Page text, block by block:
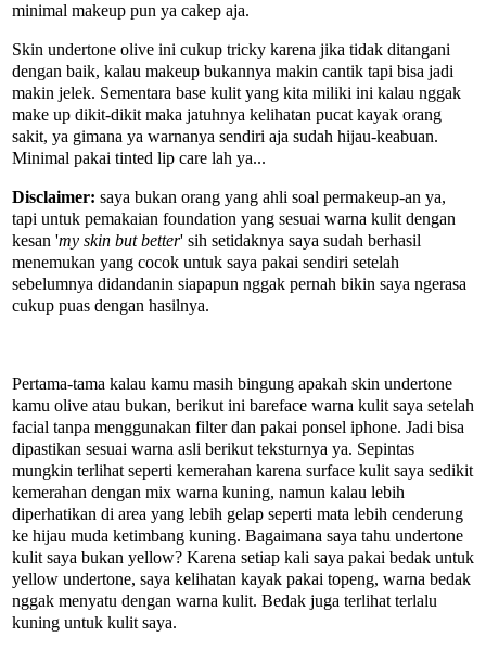
minimal makeup pun ya cakep aja.
Skin undertone olive ini cukup tricky karena jika tidak ditangani
dengan baik, kalau makeup bukannya makin cantik tapi bisa jadi
makin jelek. Sementara base kulit yang kita miliki ini kalau nggak
make up dikit-dikit maka jatuhnya kelihatan pucat kayak orang
sakit, ya gimana ya warnanya sendiri aja sudah hijau-keabuan.
Minimal pakai tinted lip care lah ya...
Disclaimer: saya bukan orang yang ahli soal permakeup-an ya,
tapi untuk pemakaian foundation yang sesuai warna kulit dengan
kesan 'my skin but better' sih setidaknya saya sudah berhasil
menemukan yang cocok untuk saya pakai sendiri setelah
sebelumnya didandanin siapapun nggak pernah bikin saya ngerasa
cukup puas dengan hasilnya.
Pertama-tama kalau kamu masih bingung apakah skin undertone
kamu olive atau bukan, berikut ini bareface warna kulit saya setelah
facial tanpa menggunakan filter dan pakai ponsel iphone. Jadi bisa
dipastikan sesuai warna asli berikut teksturnya ya. Sepintas
mungkin terlihat seperti kemerahan karena surface kulit saya sedikit
kemerahan dengan mix warna kuning, namun kalau lebih
diperhatikan di area yang lebih gelap seperti mata lebih cenderung
ke hijau muda ketimbang kuning. Bagaimana saya tahu undertone
kulit saya bukan yellow? Karena setiap kali saya pakai bedak untuk
yellow undertone, saya kelihatan kayak pakai topeng, warna bedak
nggak menyatu dengan warna kulit. Bedak juga terlihat terlalu
kuning untuk kulit saya.